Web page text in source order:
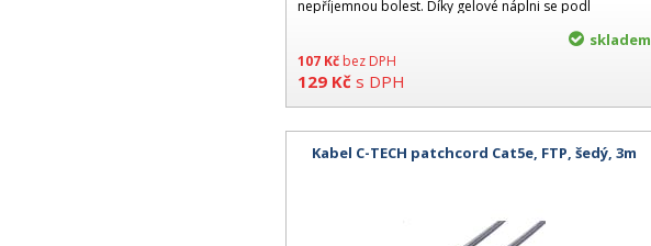
nepříjemnou bolest. Díky gelové náplni se podl
107 Kč bez DPH
129 Kč s DPH
skladem
Kabel C-TECH patchcord Cat5e, FTP, šedý, 3m